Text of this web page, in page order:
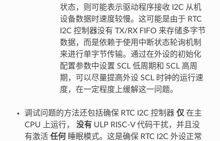
状态，则可能表示驱动程序接收 I2C 从机
设备数据时速度较慢。这可能是由于 RTC
I2C 控制器没有 TX/RX FIFO 来存储多字节
数据，而是依赖于使用中断状态轮询机制
来进行单字节传输。通过在外设的初始化
配置参数中设置 SCL 低周期和 SCL 高周
期，可以尽量提高外设 SCL 时钟的运行速
度，在一定程度上缓解这一问题。
调试问题的方法还包括确保 RTC I2C 控制器 仅 在主
CPU 上运行， 没有 ULP RISC-V 代码干扰，并且没
有激活 任何
睡眠模式。这是确保 RTC I2C 外设正常